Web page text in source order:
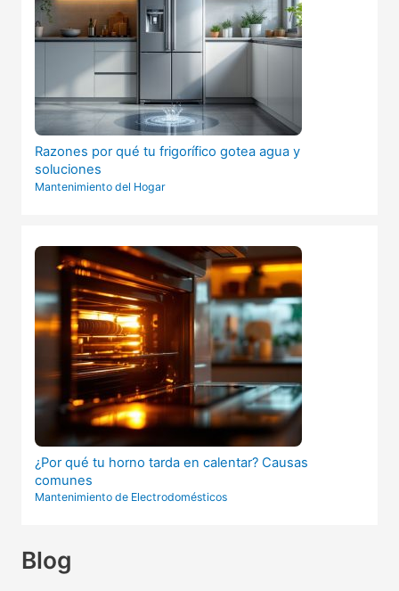
Razones por qué tu frigorífico gotea agua y
soluciones
Mantenimiento del Hogar
¿Por qué tu horno tarda en calentar? Causas
comunes
Mantenimiento de Electrodomésticos
Blog